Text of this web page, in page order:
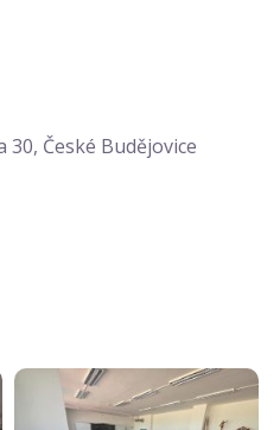
30, České Budějovice